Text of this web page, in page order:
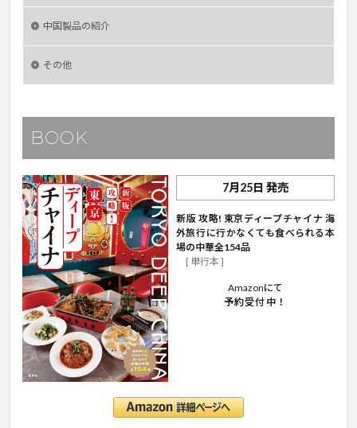
中国製品の紹介
その他
BOOK
7月25日 発売
新版 攻略! 東京ディープチャイナ 海
外旅行に行かなくても食べられる本
場の中華全154品
[ 単行本 ]
Amazonにて
予約受付中！